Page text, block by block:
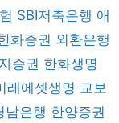
SBI저축은행 애
화증권 외환은행
증권 한화생명
래에셋생명 교보
남은행 한양증권